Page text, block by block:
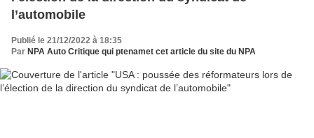
l’automobile
Publié le 21/12/2022 à 18:35
Par NPA Auto Critique qui ptenamet cet article du site du NPA